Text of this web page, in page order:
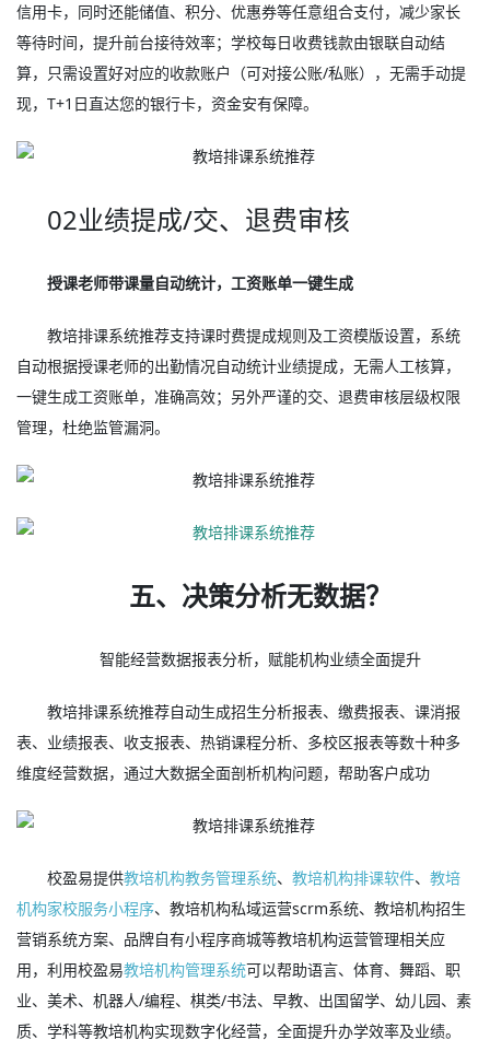
信用卡，同时还能储值、积分、优惠券等任意组合支付，减少家长
等待时间，提升前台接待效率；学校每日收费钱款由银联自动结
算，只需设置好对应的收款账户（可对接公账/私账），无需手动提
现，T+1日直达您的银行卡，资金安有保障。
02业绩提成/交、退费审核
授课老师带课量自动统计，工资账单一键生成
教培排课系统推荐支持课时费提成规则及工资模版设置，系统
自动根据授课老师的出勤情况自动统计业绩提成，无需人工核算，
一键生成工资账单，准确高效；另外严谨的交、退费审核层级权限
管理，杜绝监管漏洞。
五、决策分析无数据？
智能经营数据报表分析，赋能机构业绩全面提升
教培排课系统推荐自动生成招生分析报表、缴费报表、课消报
表、业绩报表、收支报表、热销课程分析、多校区报表等数十种多
维度经营数据，通过大数据全面剖析机构问题，帮助客户成功
校盈易提供教培机构教务管理系统、教培机构排课软件、教培
机构家校服务小程序、教培机构私域运营scrm系统、教培机构招生
营销系统方案、品牌自有小程序商城等教培机构运营管理相关应
用，利用校盈易教培机构管理系统可以帮助语言、体育、舞蹈、职
业、美术、机器人/编程、棋类/书法、早教、出国留学、幼儿园、素
质、学科等教培机构实现数字化经营，全面提升办学效率及业绩。